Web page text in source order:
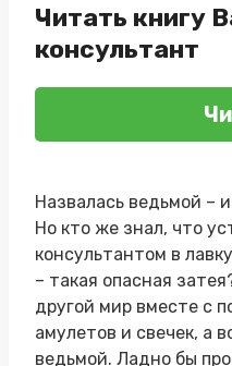
Читать книгу
консультант
Назвалась ведьмой –
Но кто же знал, что
консультантом в
– такая опасная
другой мир вместе с
амулетов и свечек, а
ведьмой. Ладно бы